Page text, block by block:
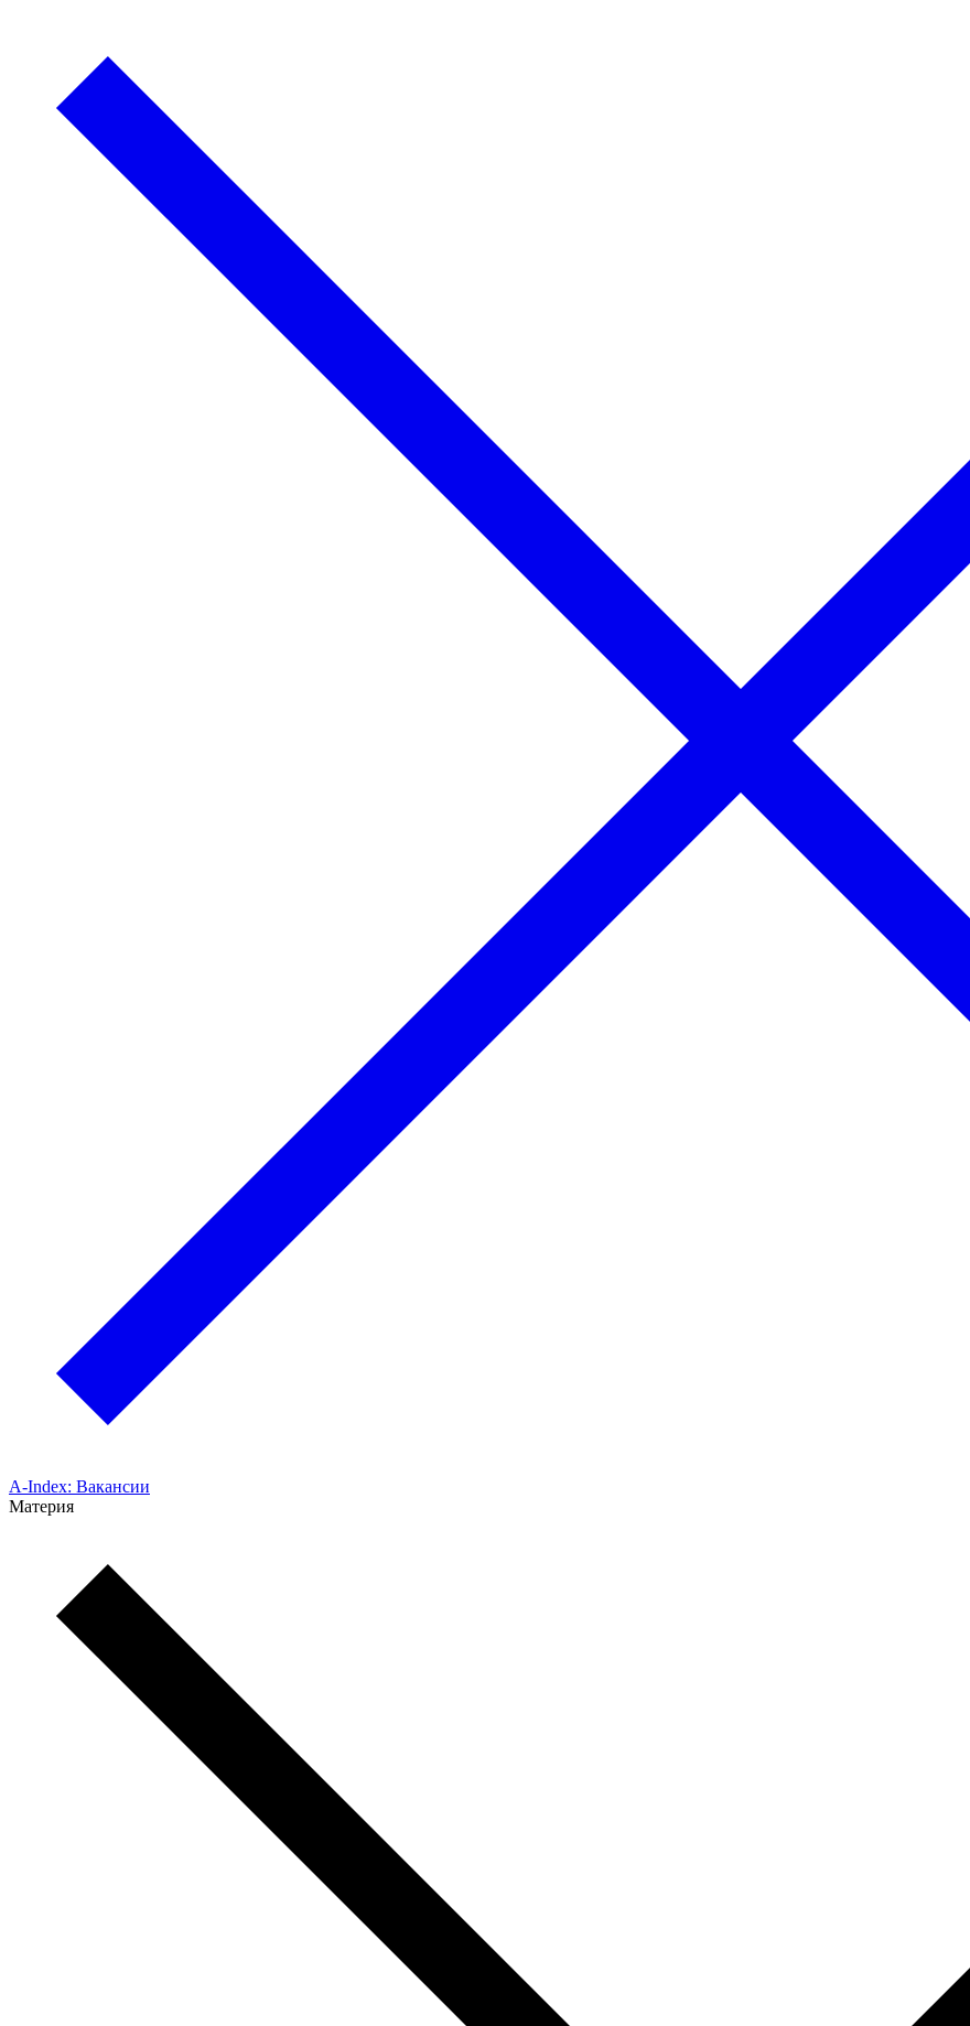
A-Index: Вакансии
Материя